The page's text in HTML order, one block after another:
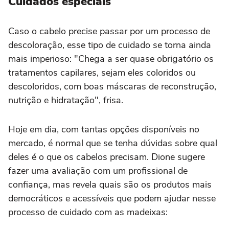
Caso o cabelo precise passar por um processo de
descoloração, esse tipo de cuidado se torna ainda
mais imperioso: "Chega a ser quase obrigatório os
tratamentos capilares, sejam eles coloridos ou
descoloridos, com boas máscaras de reconstrução,
nutrição e hidratação", frisa.
Hoje em dia, com tantas opções disponíveis no
mercado, é normal que se tenha dúvidas sobre qual
deles é o que os cabelos precisam. Dione sugere
fazer uma avaliação com um profissional de
confiança, mas revela quais são os produtos mais
democráticos e acessíveis que podem ajudar nesse
processo de cuidado com as madeixas: